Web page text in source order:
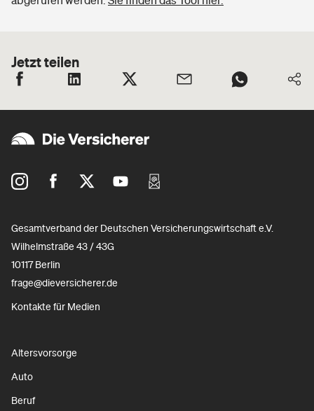
Jetzt teilen
Gesamtverband der Deutschen Versicherungswirtschaft e.V.
Wilhelmstraße 43 / 43G
10117 Berlin
frage@dieversicherer.de
Kontakte für Medien
Altersvorsorge
Auto
Beruf